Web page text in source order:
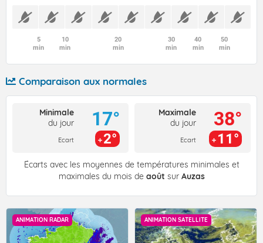
5
min
10
min
20
min
30
min
40
min
50
min
Comparaison aux normales
Minimale
du jour
Ecart
17°
2°
Maximale
du jour
Ecart
38°
11°
Écarts avec les moyennes de températures minimales et
maximales du mois de août sur Auzas
ANIMATION RADAR ANIMATION SATELLITE